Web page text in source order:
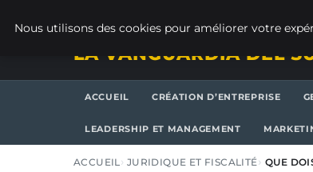
LA VANGUARDIA DEL
ACCUEIL CRÉATION D’ENTREPRISE
LEADERSHIP ET MANAGEMENT
ACCUEIL JURIDIQUE ET FISCALITÉ QUE
Nous utilisons des cookies pour améliorer votre